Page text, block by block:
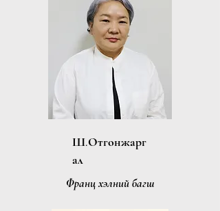
Ш.Отгонжарг
ал
Франц хэлний багш